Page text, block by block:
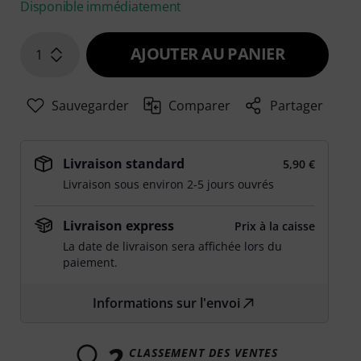
Disponible immédiatement
1 AJOUTER AU PANIER
Sauvegarder Comparer Partager
Livraison standard
5,90 €
Livraison sous environ 2-5 jours ouvrés
Livraison express
Prix à la caisse
La date de livraison sera affichée lors du
paiement.
Informations sur l'envoi
CLASSEMENT DES VENTES